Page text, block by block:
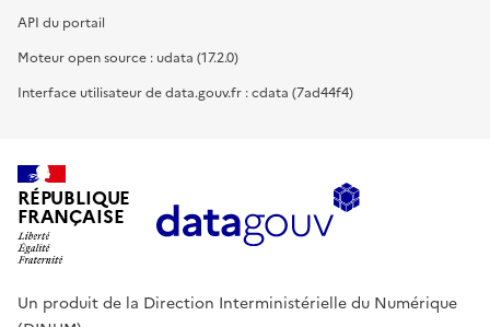
API du portail
Moteur open source : udata (17.2.0)
Interface utilisateur de data.gouv.fr : cdata (7ad44f4)
RÉPUBLIQUE
FRANÇAISE
Un produit de la Direction Interministérielle du Numérique